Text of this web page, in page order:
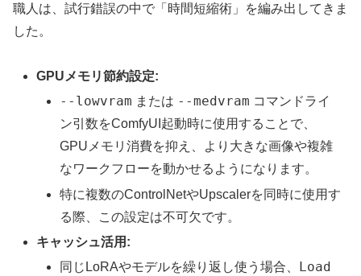
職人は、試行錯誤の中で「時間短縮術」を編み出してきま
した。
GPUメモリ節約設定:
--lowvram または --medvram コマンドライ
ン引数をComfyUI起動時に使用することで、
GPUメモリ消費を抑え、より大きな画像や複雑
なワークフローを動かせるようになります。
特に複数のControlNetやUpscalerを同時に使用す
る際、この設定は不可欠です。
キャッシュ活用:
同じLoRAやモデルを繰り返し使う場合、 Load